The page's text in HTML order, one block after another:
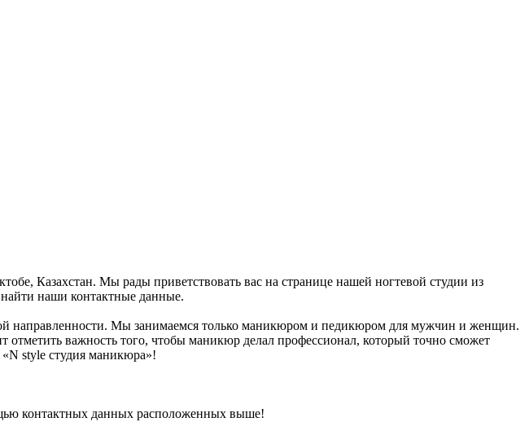
Казахстан. Мы рады приветствовать вас на странице нашей ногтевой студии из
наши контактные данные.
направленности. Мы занимаемся только маникюром и педикюром для мужчин и женщин.
важность того, чтобы маникюр делал профессионал, который точно сможет
style студия маникюра»!
контактных данных расположенных выше!